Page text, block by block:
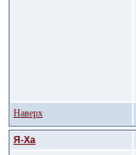
Наверх
Я-Ха